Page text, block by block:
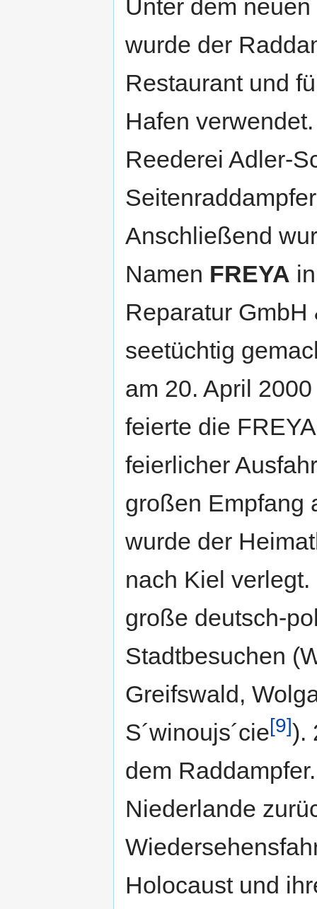
Unter dem
wurde der
Restaurant und
Hafen
Reederei Adler-
Anschließend
Namen FREYA
Reparatur
seetüchtig
am 20. April
feierte die
feierlicher
großen Empfang
wurde der
nach Kiel
große deutsch-
Stadtbesuchen
Greifswald,
S´winoujs´cie[9]).
dem
Niederlande
Holocaust und